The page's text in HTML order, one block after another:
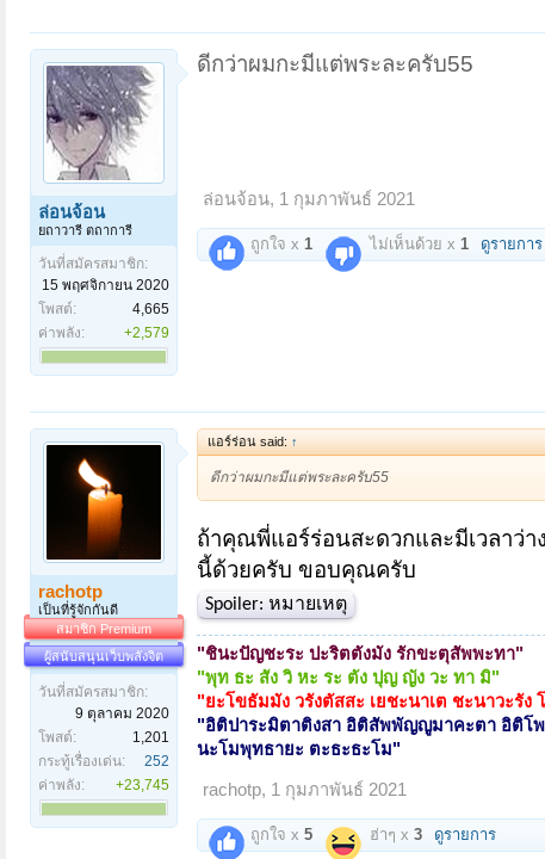
ล่อนจ้อน
ยถาวารี ตถาการี
วันที่สมัครสมาชิก:
15 พฤศจิกายน 2020
โพสต์:
4,665
ค่าพลัง:
+2,579
ดีกว่าผมกะมีแต่พระละครับ55
ล่อนจ้อน, 1 กุมภาพันธ์ 2021
ถูกใจ x 1 ไม่เห็นด้วย x 1 ดูรายการ
rachotp
เป็นที่รู้จักกันดี
สมาชิก Premium
ผู้สนับสนุนเว็บพลังจิต
วันที่สมัครสมาชิก:
9 ตุลาคม 2020
โพสต์:
1,201
กระทู้เรื่องเด่น:
252
ค่าพลัง:
+23,745
แอร์ร่อน said: ↑
ดีกว่าผมกะมีแต่พระละครับ55
ถ้าคุณพี่แอร์ร่อนสะดวกและมีเวลาว่
นี้ด้วยครับ ขอบคุณครับ
Spoiler: หมายเหตุ
"ชินะปัญชะระ ปะริตตังมัง รักขะตุสัพพะทา"
"พุท ธะ สัง วิ หะ ระ ตัง ปุญ ญัง วะ ทา มิ"
"ยะโขธัมมัง วรังตัสสะ เยชะนาเต ชะนาวะรั
"อิติปาระมิตาติงสา อิติสัพพัญญูมาคะตา อิติโ
นะโมพุทธายะ ตะธะธะโม"
rachotp, 1 กุมภาพันธ์ 2021
ถูกใจ x 5 ฮ่าๆ x 3 ดูรายการ